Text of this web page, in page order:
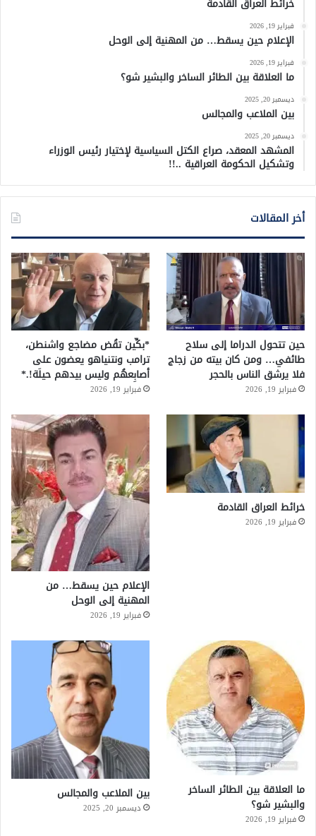
خرائط العراق القادمة
فبراير 19, 2026
الإعلام حين يسقط… من المهنية إلى الوحل
فبراير 19, 2026
ما العلاقة بين الطائر الساخر والبشير شو؟
ديسمبر 20, 2025
بين الملاعب والمجالس
ديسمبر 20, 2025
المشهد المعقد، صراع الكتل السياسية لإختيار رئيس الوزراء
وتشكيل الحكومة العراقية ..!!
أخر المقالات
حين تتحول الدراما إلى سلاح
طائفي… ومن كان بيته من زجاج
فلا يرشق الناس بالحجر
فبراير 19, 2026
*بكِّين تقُض مضاجع واشنطن،
ترامب ونتنياهو يعضون على
أصابِعهُم وليس بيدهم حيلَة!.*
فبراير 19, 2026
خرائط العراق القادمة
فبراير 19, 2026
الإعلام حين يسقط… من
المهنية إلى الوحل
فبراير 19, 2026
ما العلاقة بين الطائر الساخر
والبشير شو؟
فبراير 19, 2026
بين الملاعب والمجالس
ديسمبر 20, 2025